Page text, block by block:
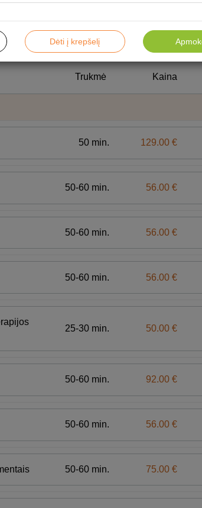
rinkiniai
Trukmė Kaina
50 min. 129.00 €
50-60 min. 56.00 €
50-60 min. 56.00 €
50-60 min. 56.00 €
25-30 min. 50.00 €
50-60 min. 92.00 €
50-60 min. 56.00 €
50-60 min. 75.00 €
Dėti į krepšelį